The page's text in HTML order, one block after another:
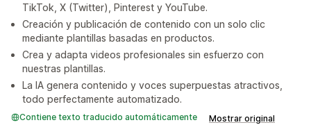
TikTok, X (Twitter), Pinterest y YouTube.
Creación y publicación de contenido con un solo clic
mediante plantillas basadas en productos.
Crea y adapta videos profesionales sin esfuerzo con
nuestras plantillas.
La IA genera contenido y voces superpuestas atractivos,
todo perfectamente automatizado.
Contiene texto traducido automáticamente Mostrar original